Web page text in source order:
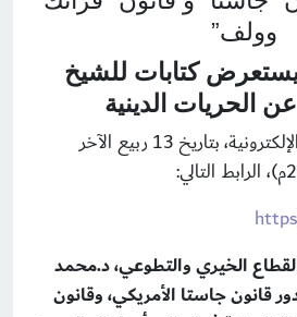
وولف”
كتابات للشيخ
الحريات الدينية
المصدر: صحيفة سبق الإلكترونية، بتاريخ 13 ربيع الآخر
الخيري والتطوعي، د.محمد
قانون جاستا الأمريكي، وقانون